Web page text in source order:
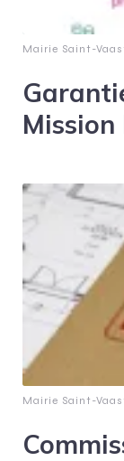
Mairie Saint-
Mairie Saint-